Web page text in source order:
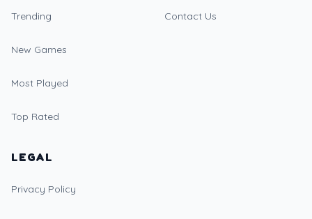
Trending
New Games
Most Played
Top Rated
Contact Us
LEGAL
Privacy Policy